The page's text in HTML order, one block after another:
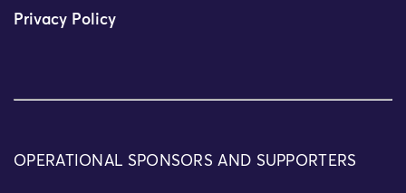
Privacy Policy
OPERATIONAL SPONSORS AND SUPPORTERS